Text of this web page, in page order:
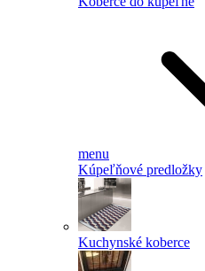
menu
Kúpeľňové predložky
Kuchynské koberce